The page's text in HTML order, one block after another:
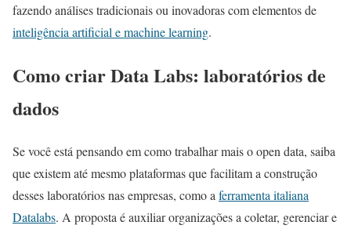
fazendo análises tradicionais ou inovadoras com elementos de
inteligência artificial e machine learning.
Como criar Data Labs: laboratórios de
dados
Se você está pensando em como trabalhar mais o open data, saiba
que existem até mesmo plataformas que facilitam a construção
desses laboratórios nas empresas, como a ferramenta italiana
Datalabs. A proposta é auxiliar organizações a coletar, gerenciar e